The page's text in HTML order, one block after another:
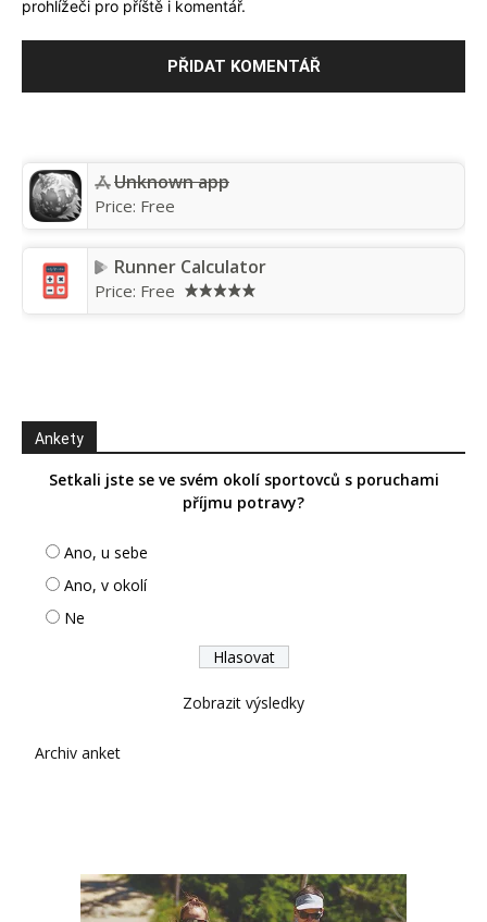
prohlížeči pro příště i komentář.
Unknown app
Price: Free
Runner Calculator
Price: Free
Ankety
Setkali jste se ve svém okolí sportovců s poruchami
příjmu potravy?
Ano, u sebe
Ano, v okolí
Ne
Zobrazit výsledky
Archiv anket